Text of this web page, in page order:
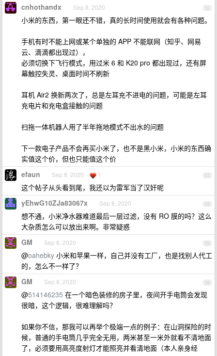
52
cnhothandx Sep 8, 2020
小米的东西，第一眼还不错，真的长时间使用就会有各种问题。
手机有时不能上网或某个单独的 APP 不能联网（知乎、网易
云、滴滴都出现过），
必须切换下飞行模式，用过米 6 和 K20 pro 都出现过，还有屏
幕触控失灵、桌面时间不刷新
耳机 Air2 换新两次了，总是左耳充不进电的问题，可能是左耳
充电片和充电盒接触的问题
扫拖一体机器人用了半年拖地模式不出水的问题
下一款电子产品不会再买小米了，也不是黑小米，小米的东西确
实值这个价，但也只能值这个价
53
efaun Sep 8, 2020 1
这个帖子从头看到尾，我还以为雷军当了汉奸呢
54
yEhwG10ZJa83067x Sep 8, 2020
想不通，小米净水器难道最后一层过滤，没有 RO 膜的吗？这么
大杂质怎么可以放出来啊。非常疑惑
55
GM Sep 8, 2020
@oahebky 小米和苹果一样，自己并没有工厂，也是找别人代工
的，怎么不一样了？
56
GM Sep 8, 2020
@514146235 在一个暗色装修的房子里，夜间开手电筒会发现
很暗，这个逻辑，很难理解吗？
如果你不信，那我可以再举个极端一点的例子：在山洞探险的时
候，普通的手电筒几乎完全无用，两米甚至一米外就看不清地面
了，必须要用高亮度射灯才能照亮并看清地面（本人亲身经